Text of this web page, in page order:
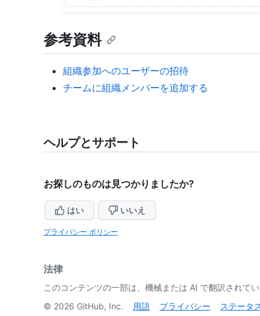
参考資料
組織参加へのユーザーの招待
チームに組織メンバーを追加する
ヘルプとサポート
お探しのものは見つかりましたか?
はい いいえ
プライバシー ポリシー
法律
このコンテンツの一部は、機械または AI で翻訳されてい
© 2026 GitHub, Inc. 用語 プライバシー ステータ